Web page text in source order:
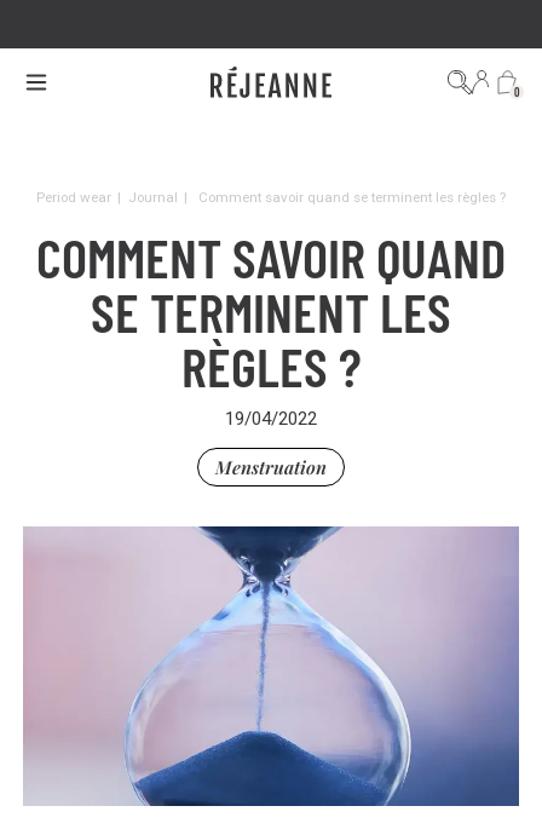
0
Period wear | Journal | Comment savoir quand se terminent les règles ?
COMMENT SAVOIR QUAND
SE TERMINENT LES
RÈGLES ?
19/04/2022
Menstruation